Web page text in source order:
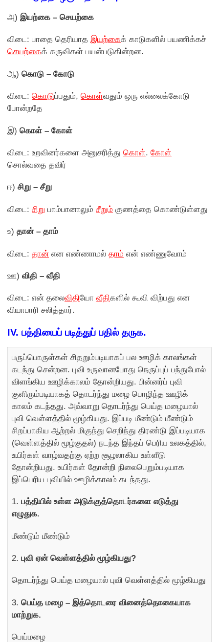
அ) இயற்கை – செயற்கை
விடை: பாதை தெரியாத இயற்கைக் காடுகளில் பயணிக்கச்
செயற்கைக் கருவிகள் பயன்படுகின்றன.
ஆ) கொடு – கோடு
விடை: கொடுப்பதும், கொள்வதும் ஒரு எல்லைக்கோடு
போன்றதே
இ) கொள் – கோள்
விடை: உறவினர்களை அனுசரித்து கொள். கோள்
சொல்வதை தவிர்
ஈ) சிறு – சீறு
விடை: சிறு பாம்பானாலும் சீறும் குணத்தை கொண்டுள்ளது
உ) தான் – தாம்
விடை: தான் என எண்ணாமல் தாம் என் எண்ணுவோம்
ஊ) விதி – வீதி
விடை: என் தலைவிதியோ வீதிகளில் கூவி விற்பது என
வியாபாரி சலித்தார்.
IV. பத்தியைப் படித்துப் பதில் தருக.
பருப்பொருள்கள் சிதறும்படியாகப் பல ஊழிக் காலங்கள்
கடந்து சென்றன. புவி உருவானபோது நெருப்புப் பந்துபோல்
விளங்கிய ஊழிக்காலம் தோன்றியது. பின்னர்ப் புவி
குளிரும்படியாகத் தொடர்ந்து மழை பொழிந்த ஊழிக்
காலம் கடந்தது. அவ்வாறு தொடர்ந்து பெய்த மழையால்
புவி வெள்ளத்தில் மூழ்கியது. இப்படி மீண்டும் மீண்டும்
சிறப்பாகிய ஆற்றல் மிகுந்து செறிந்து திரண்டு இப்படியாக
(வெள்ளத்தில் மூழ்குதல்) நடந்த இந்தப் பெரிய உலகத்தில்,
உயிர்கள் வாழ்வதற்கு ஏற்ற சூழலாகிய உள்ளீடு
தோன்றியது. உயிர்கள் தோன்றி நிலைபெறும்படியாக
இப்பெரிய புவியில் ஊழிக்காலம் கடந்தது.
1. பத்தியில் உள்ள அடுக்குத்தொடர்களை எடுத்து
எழுதுக.
மீண்டும் மீண்டும்
2. புவி ஏன் வெள்ளத்தில் மூழ்கியது?
தொடர்ந்து பெய்த மழையால் புவி வெள்ளத்தில் மூழ்கியது
3. பெய்த மழை – இத்தொடரை வினைத்தொகையாக
மாற்றுக.
பெய்மழை